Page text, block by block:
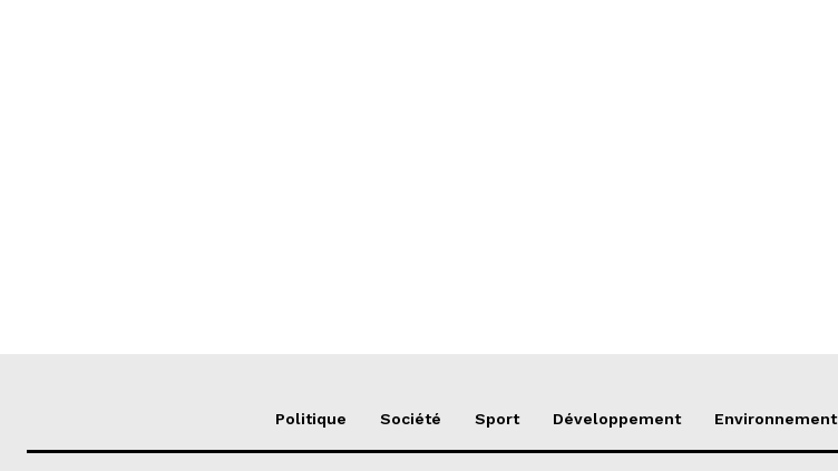
Politique Société Sport Développement Environnement